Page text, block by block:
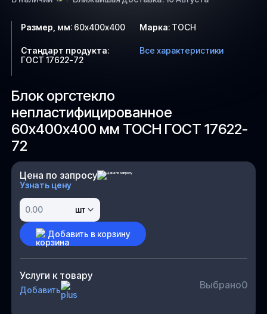
Блок оргстекло
непластифицированное
60х400х400 мм ТОСН ГОСТ 17622-
72
Цена по запросу
Узнать цену
шт
Добавить в корзину
Услуги к товару
Добавить Выбрано0
Размер, мм: 60х400х400 Марка: ТОСН
Стандарт продукта:
ГОСТ 17622-72
Все характеристики